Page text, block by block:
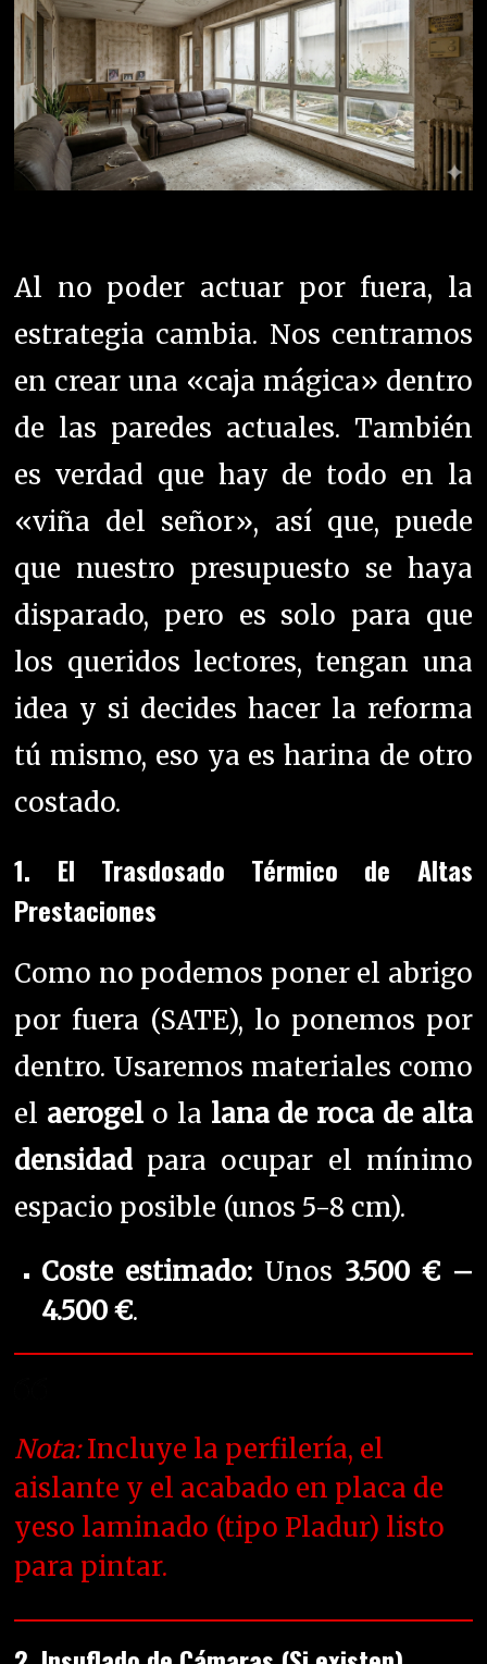
Al no poder actuar por fuera, la
estrategia cambia. Nos centramos
en crear una «caja mágica» dentro
de las paredes actuales. También
es verdad que hay de todo en la
«viña del señor», así que, puede
que nuestro presupuesto se haya
disparado, pero es solo para que
los queridos lectores, tengan una
idea y si decides hacer la reforma
tú mismo, eso ya es harina de otro
costado.
1. El Trasdosado Térmico de Altas
Prestaciones
Como no podemos poner el abrigo
por fuera (SATE), lo ponemos por
dentro. Usaremos materiales como
el aerogel o la lana de roca de alta
densidad para ocupar el mínimo
espacio posible (unos 5-8 cm).
Coste estimado:Unos 3.500 € –
4.500 €.
Nota:Incluye la perfilería, el
aislante y el acabado en placa de
yeso laminado (tipo Pladur) listo
para pintar.